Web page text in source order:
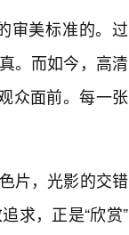
审美标准的。过
。而如今，高清
众面前。每一张
片，光影的交错
求，正是“欣赏”